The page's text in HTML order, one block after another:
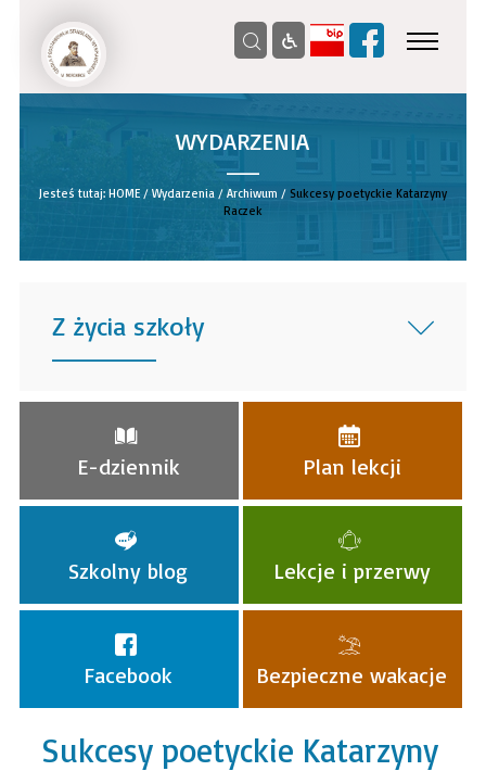
WYDARZENIA
__
Jesteś tutaj: HOME/ Wydarzenia/ Archiwum / Sukcesy poetyckie Katarzyny
Raczek
Z życia szkoły
______
E-dziennik Plan lekcji
Szkolny blog Lekcje i przerwy
Facebook Bezpieczne wakacje
Sukcesy poetyckie Katarzyny